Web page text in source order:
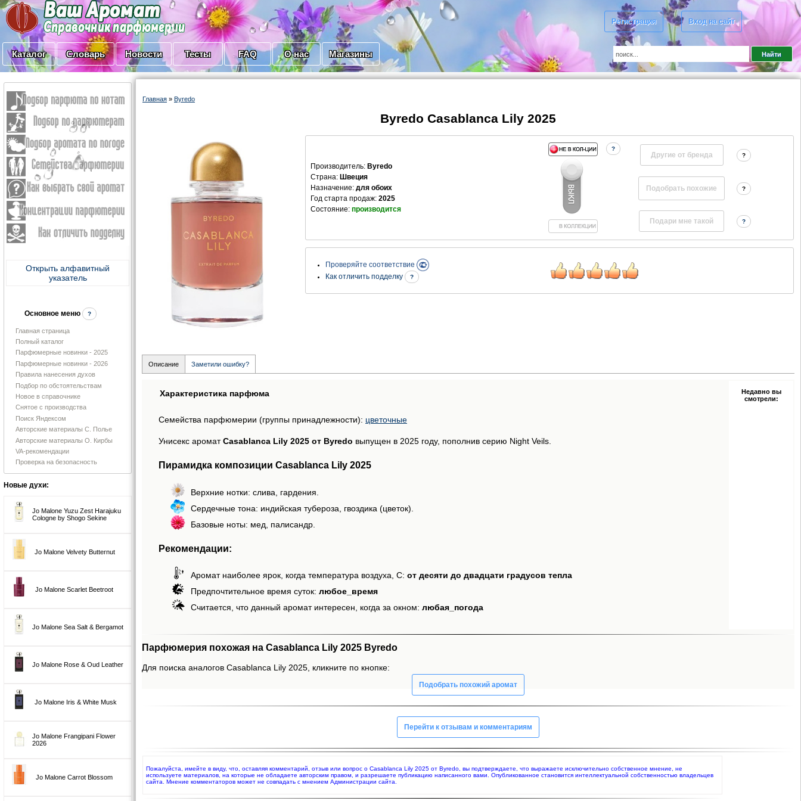
Регистрация Вход на сайт
Каталог Словарь Новости Тесты FAQ О нас Магазины
Открыть алфавитный
указатель
Основное меню ?
Главная страница
Полный каталог
Парфюмерные новинки - 2025
Парфюмерные новинки - 2026
Правила нанесения духов
Подбор по обстоятельствам
Новое в справочнике
Снятое с производства
Поиск Яндексом
Авторские материалы С. Полье
Авторские материалы О. Кирбы
VA-рекомендации
Проверка на безопасность
Новые духи:
Jo Malone Yuzu Zest Harajuku
Cologne by Shogo Sekine
Jo Malone Velvety Butternut
Jo Malone Scarlet Beetroot
Jo Malone Sea Salt & Bergamot
Jo Malone Rose & Oud Leather
Jo Malone Iris & White Musk
Jo Malone Frangipani Flower
2026
Jo Malone Carrot Blossom
Главная » Byredo
Byredo Casablanca Lily 2025
Производитель: Byredo
Страна: Швеция
Назначение: для обоих
Год старта продаж: 2025
Состояние: производится
?
Другие от бренда ?
?
?
Проверяйте соответствие
Как отличить подделку
?
Описание Заметили ошибку?
Характеристика парфюма
Семейства парфюмерии (группы принадлежности): цветочные
Унисекс ароматCasablanca Lily 2025 от Byredo выпущен в 2025 году, пополнив серию Night Veils.
Пирамидка композиции Casablanca Lily 2025
Верхние нотки: слива, гардения.
Сердечные тона: индийская тубероза, гвоздика (цветок).
Базовые ноты: мед, палисандр.
Рекомендации:
Аромат наиболее ярок, когда температура воздуха, С: от десяти до двадцати градусов тепла
Предпочтительное время суток: любое_время
Считается, что данный аромат интересен, когда за окном: любая_погода
Недавно вы
смотрели:
Парфюмерия похожая на Casablanca Lily 2025 Byredo
Для поиска аналогов Casablanca Lily 2025, кликните по кнопке:
Подобрать похожий аромат
Перейти к отзывам и комментариям
Пожалуйста, имейте в виду, что, оставляя комментарий, отзыв или вопрос о Casablanca Lily 2025 от Byredo, вы подтверждаете, что выражаете исключительно собственное мнение, не
используете материалов, на которые не обладаете авторским правом, и разрешаете публикацию написанного вами. Опубликованное становится интеллектуальной собственностью владельцев
сайта. Мнение комментаторов может не совпадать с мнением Администрации сайта.